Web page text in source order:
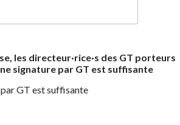
les directeur·rice·s des GT porteurs
signature par GT est suffisante
GT est suffisante